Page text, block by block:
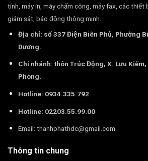
tính, máy in, máy chấm công, máy fax, các thiết
giám sát, báo động thông minh.
Địa chỉ: số 337 Điện Biên Phủ, Phường
Dương.
Chi nhánh: thôn Trúc Động, X. Lưu
Phòng.
Hotline: 0934.335.792
Hotline: 02203.55.99.00
Email: thanhphathdc@gmail.com
Thông tin chung